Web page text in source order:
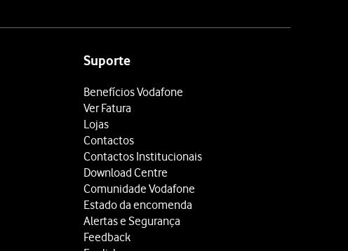
Suporte
Benefícios Vodafone
Ver Fatura
Lojas
Contactos
Contactos Institucionais
Download Centre
Comunidade Vodafone
Estado da encomenda
Alertas e Segurança
Feedback